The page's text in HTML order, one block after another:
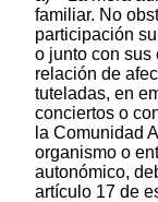
familiar. No
participación
o junto con sus
relación de
tuteladas, en
conciertos o
la Comunidad
organismo o
autonómico,
artículo 17 de